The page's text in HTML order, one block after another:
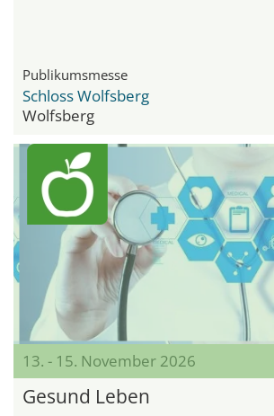
Publikumsmesse
Schloss Wolfsberg
Wolfsberg
13. - 15. November 2026
Gesund Leben